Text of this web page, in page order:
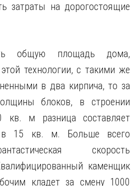
затраты на дорогостоящие
общую площадь дома,
технологии, с такими же
в два кирпича, то за
блоков, в строении
кв. м разница составляет
в 15 кв. м. Больше всего
скорость
каменщик
кладет за смену 1000